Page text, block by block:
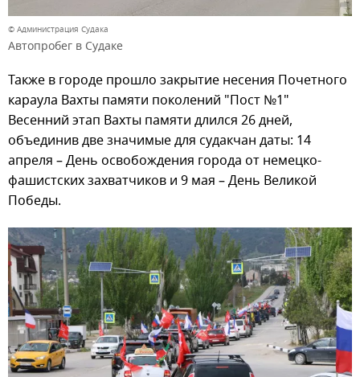
© Администрация Судака
Автопробег в Судаке
Также в городе прошло закрытие несения Почетного
караула Вахты памяти поколений "Пост №1"
Весенний этап Вахты памяти длился 26 дней,
объединив две значимые для судакчан даты: 14
апреля – День освобождения города от немецко-
фашистских захватчиков и 9 мая – День Великой
Победы.